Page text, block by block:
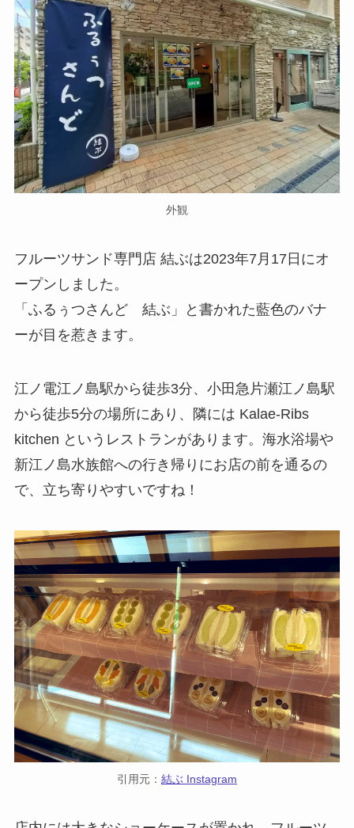
外観
フルーツサンド専門店 結ぶは2023年7月17日にオ
ープンしました。
「ふるぅつさんど 結ぶ」と書かれた藍色のバナ
ーが目を惹きます。
江ノ電江ノ島駅から徒歩3分、小田急片瀬江ノ島駅
から徒歩5分の場所にあり、隣には Kalae-Ribs
kitchen というレストランがあります。海水浴場や
新江ノ島水族館への行き帰りにお店の前を通るの
で、立ち寄りやすいですね！
引用元： 結ぶ Instagram